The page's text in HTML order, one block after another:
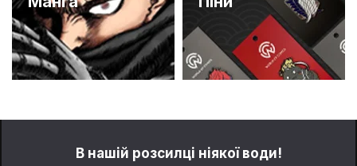
В нашій розсилці ніякої води!